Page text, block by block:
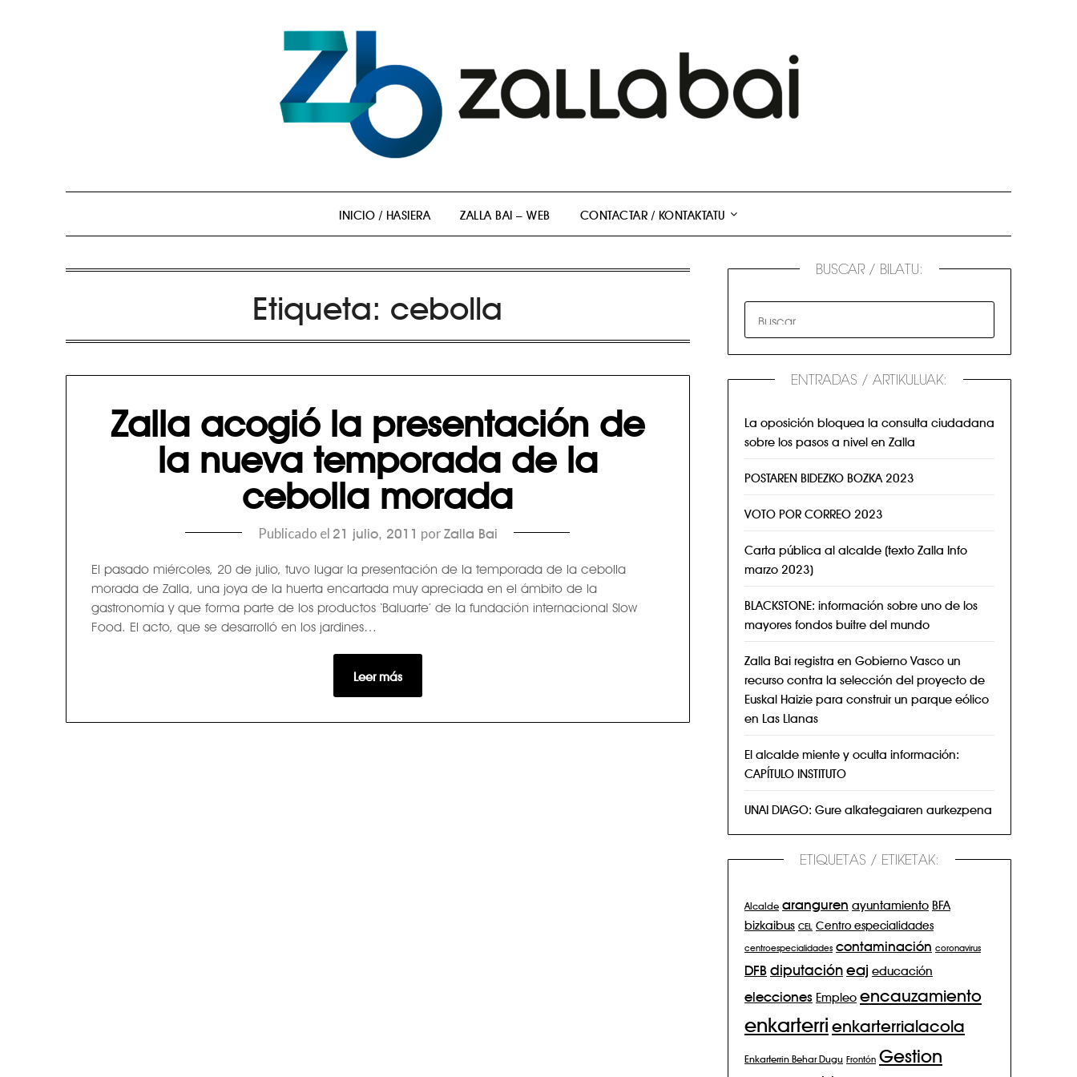
INICIO / HASIERA ZALLA BAI – WEB CONTACTAR / KONTAKTATU
Etiqueta: cebolla
Zalla acogió la presentación de
la nueva temporada de la
cebolla morada
Publicado el 21 julio, 2011 por Zalla Bai
El pasado miércoles, 20 de julio, tuvo lugar la presentación de la temporada de la cebolla
morada de Zalla, una joya de la huerta encartada muy apreciada en el ámbito de la
gastronomía y que forma parte de los productos ‘Baluarte’ de la fundación internacional Slow
Food. El acto, que se desarrolló en los jardines…
Leer más
BUSCAR / BILATU:
ENTRADAS / ARTIKULUAK:
La oposición bloquea la consulta ciudadana
sobre los pasos a nivel en Zalla
POSTAREN BIDEZKO BOZKA 2023
VOTO POR CORREO 2023
Carta pública al alcalde (texto Zalla Info
marzo 2023)
BLACKSTONE: información sobre uno de los
mayores fondos buitre del mundo
Zalla Bai registra en Gobierno Vasco un
recurso contra la selección del proyecto de
Euskal Haizie para construir un parque eólico
en Las Llanas
El alcalde miente y oculta información:
CAPÍTULO INSTITUTO
UNAI DIAGO: Gure alkategaiaren aurkezpena
ETIQUETAS / ETIKETAK:
Alcalde aranguren ayuntamiento BFA
bizkaibus CEL Centro especialidades
centroespecialidades contaminación coronavirus
DFB diputación eaj educación
elecciones Empleo encauzamiento
enkarterri enkarterrialacola
Enkarterrin Behar Dugu Frontón
Gestion